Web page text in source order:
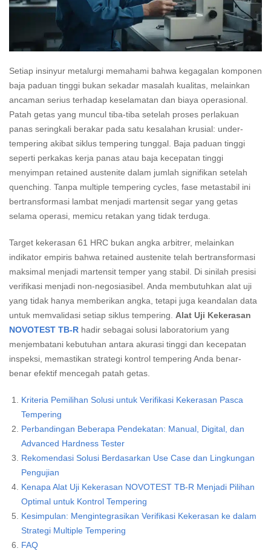
Setiap insinyur metalurgi memahami bahwa kegagalan komponen
baja paduan tinggi bukan sekadar masalah kualitas, melainkan
ancaman serius terhadap keselamatan dan biaya operasional.
Patah getas yang muncul tiba-tiba setelah proses perlakuan
panas seringkali berakar pada satu kesalahan krusial: under-
tempering akibat siklus tempering tunggal. Baja paduan tinggi
seperti perkakas kerja panas atau baja kecepatan tinggi
menyimpan retained austenite dalam jumlah signifikan setelah
quenching. Tanpa multiple tempering cycles, fase metastabil ini
bertransformasi lambat menjadi martensit segar yang getas
selama operasi, memicu retakan yang tidak terduga.
Target kekerasan 61 HRC bukan angka arbitrer, melainkan
indikator empiris bahwa retained austenite telah bertransformasi
maksimal menjadi martensit temper yang stabil. Di sinilah presisi
verifikasi menjadi non-negosiasibel. Anda membutuhkan alat uji
yang tidak hanya memberikan angka, tetapi juga keandalan data
untuk memvalidasi setiap siklus tempering. Alat Uji Kekerasan
NOVOTEST TB-R hadir sebagai solusi laboratorium yang
menjembatani kebutuhan antara akurasi tinggi dan kecepatan
inspeksi, memastikan strategi kontrol tempering Anda benar-
benar efektif mencegah patah getas.
Kriteria Pemilihan Solusi untuk Verifikasi Kekerasan Pasca
Tempering
Perbandingan Beberapa Pendekatan: Manual, Digital, dan
Advanced Hardness Tester
Rekomendasi Solusi Berdasarkan Use Case dan Lingkungan
Pengujian
Kenapa Alat Uji Kekerasan NOVOTEST TB-R Menjadi Pilihan
Optimal untuk Kontrol Tempering
Kesimpulan: Mengintegrasikan Verifikasi Kekerasan ke dalam
Strategi Multiple Tempering
FAQ